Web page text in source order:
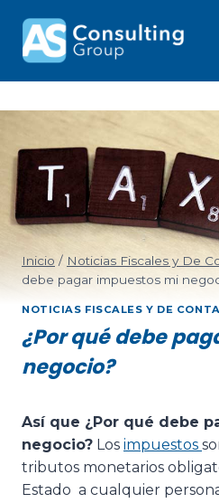
Inicio / Noticias Fiscales y De
debe pagar impuestos mi
NOTICIAS FISCALES Y DE
¿Por qué debe
negocio?
Así que ¿Por qué debe
negocio? Los impuestos
tributos monetarios
Estado a cualquier